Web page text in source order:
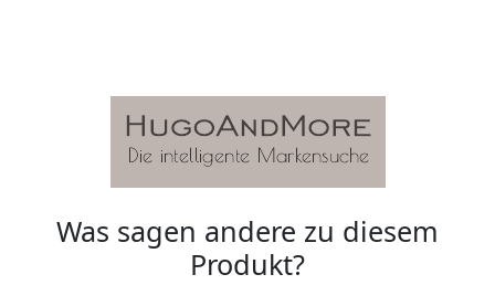
Was sagen andere zu diesem
Produkt?